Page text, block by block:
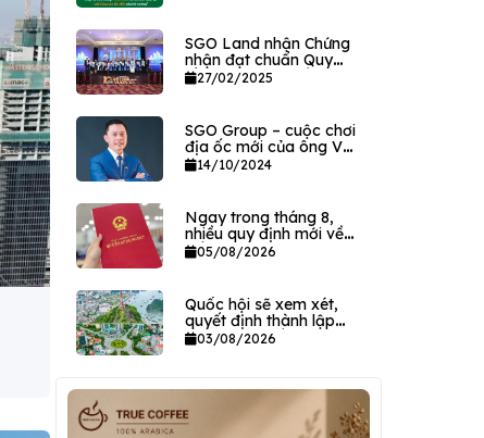
SGO Land nhận Chứng
nhận đạt chuẩn Quy
tắc đạo đức và Ứng xử
27/02/2025
SGO Group – cuộc chơi
địa ốc mới của ông Vũ
Kim Giang
14/10/2024
Ngay trong tháng 8,
nhiều quy định mới về
đất đai có hiệu lực
05/08/2026
Quốc hội sẽ xem xét,
quyết định thành lập
hai thành phố trực
03/08/2026